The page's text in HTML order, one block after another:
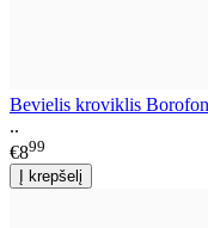
Bevielis kroviklis
..
€899